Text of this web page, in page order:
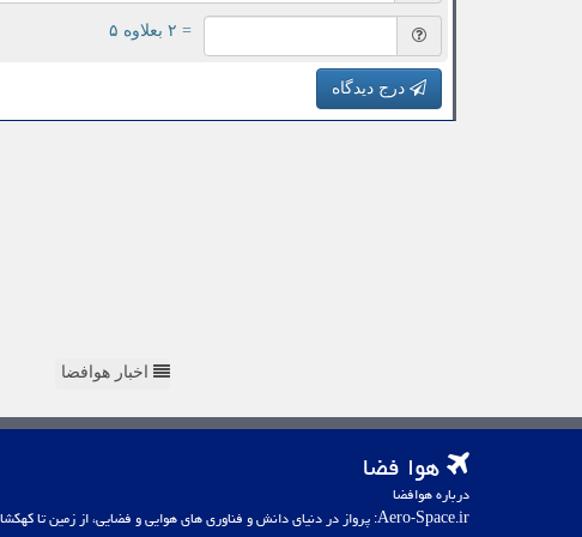
= ۲ بعلاوه ۵
درج دیدگاه
اخبار هوافضا
هوا فضا
درباره هوافضا
Aero-Space.ir: پرواز در دنیای دانش و فناوری های هوایی و فضایی، از زمین تا کهکشان